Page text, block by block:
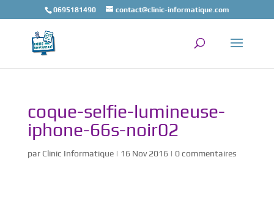
0695181490 contact@clinic-informatique.com
coque-selfie-lumineuse-
iphone-66s-noir02
par Clinic Informatique| 16 Nov 2016 | 0 commentaires